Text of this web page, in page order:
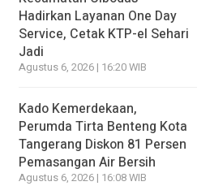
Hadirkan Layanan One Day
Service, Cetak KTP-el Sehari
Jadi
Agustus 6, 2026 | 16:20 WIB
Kado Kemerdekaan,
Perumda Tirta Benteng Kota
Tangerang Diskon 81 Persen
Pemasangan Air Bersih
Agustus 6, 2026 | 16:08 WIB